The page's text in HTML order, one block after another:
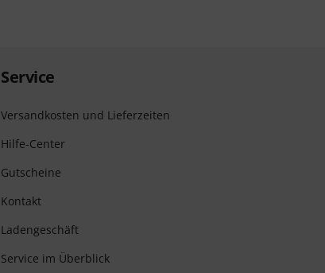
Service
Versandkosten und Lieferzeiten
Hilfe-Center
Gutscheine
Kontakt
Ladengeschäft
Service im Überblick